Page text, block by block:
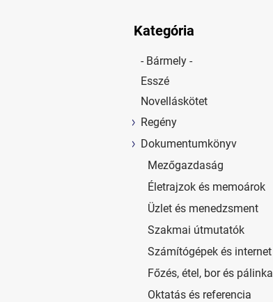
Kategória
- Bármely -
Esszé
Novelláskötet
Regény
Dokumentumkönyv
Mezőgazdaság
Életrajzok és memoárok
Üzlet és menedzsment
Szakmai útmutatók
Számítógépek és internet
Főzés, étel, bor és pálinka
Oktatás és referencia